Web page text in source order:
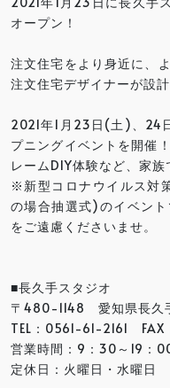
オープン！
注文住宅をより身近に、
注文住宅デザイナーが設
2021年1月23日(土)、24
プニングイベントを開催
レームDIY体験など、家族
※新型コロナウイルス対
の場合抽選式)のイベン
をご遠慮くださいませ。
■長久手スタジオ
〒480-1148 愛知県長久
TEL：0561-61-2161 FAX
営業時間：9：30～19：
定休日：火曜日・水曜日